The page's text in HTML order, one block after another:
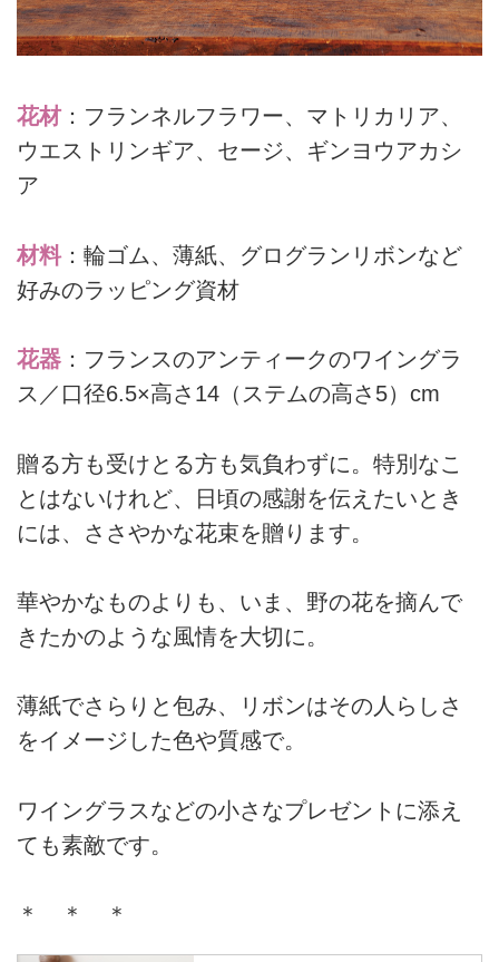
花材 ：フランネルフラワー、マトリカリア、
ウエストリンギア、セージ、ギンヨウアカシ
ア
材料：輪ゴム、薄紙、グログランリボンなど
好みのラッピング資材
花器 ：フランスのアンティークのワイングラ
ス／口径6.5×高さ14（ステムの高さ5）cm
贈る方も受けとる方も気負わずに。特別なこ
とはないけれど、日頃の感謝を伝えたいとき
には、ささやかな花束を贈ります。
華やかなものよりも、いま、野の花を摘んで
きたかのような風情を大切に。
薄紙でさらりと包み、リボンはその人らしさ
をイメージした色や質感で。
ワイングラスなどの小さなプレゼントに添え
ても素敵です。
＊ ＊ ＊